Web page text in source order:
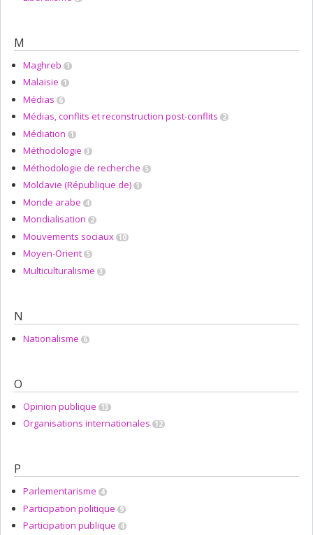
M
Maghreb 1
Malaisie 1
Médias 6
Médias, conflits et reconstruction post-conflits 2
Médiation 1
Méthodologie 3
Méthodologie de recherche 5
Moldavie (République de) 1
Monde arabe 4
Mondialisation 2
Mouvements sociaux 10
Moyen-Orient 5
Multiculturalisme 3
N
Nationalisme 6
O
Opinion publique 13
Organisations internationales 12
P
Parlementarisme 4
Participation politique 9
Participation publique 4